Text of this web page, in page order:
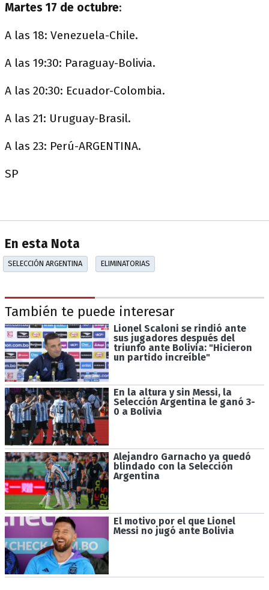
Martes 17 de octubre:
A las 18: Venezuela-Chile.
A las 19:30: Paraguay-Bolivia.
A las 20:30: Ecuador-Colombia.
A las 21: Uruguay-Brasil.
A las 23: Perú-ARGENTINA.
SP
En esta Nota
SELECCIÓN ARGENTINA ELIMINATORIAS
También te puede interesar
Lionel Scaloni se rindió ante
sus jugadores después del
triunfo ante Bolivia: "Hicieron
un partido increíble"
En la altura y sin Messi, la
Selección Argentina le ganó 3-
0 a Bolivia
Alejandro Garnacho ya quedó
blindado con la Selección
Argentina
El motivo por el que Lionel
Messi no jugó ante Bolivia